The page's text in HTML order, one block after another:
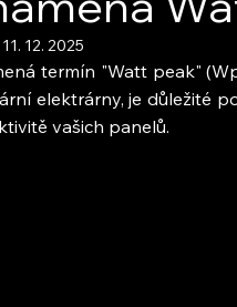
11. 12. 2025
termín "Watt peak"
elektrárny, je důležité
vašich panelů.